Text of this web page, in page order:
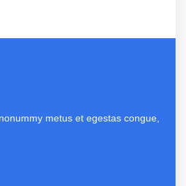
metus et egestas congue,